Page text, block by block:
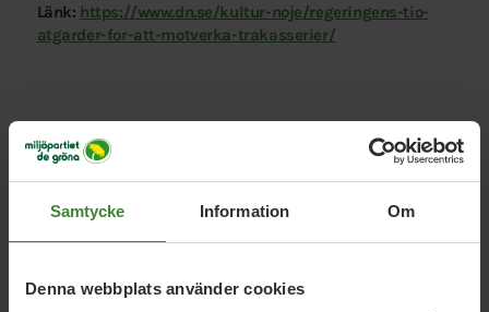
Samtycke Information Om
Denna webbplats använder cookies
Länk: https://www.dn.se/kultur-noje/regeringens-tio-
atgarder-for-att-motverka-trakasserier/
Relaterade nyheter